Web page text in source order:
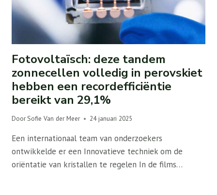
Fotovoltaïsch: deze tandem
zonnecellen volledig in perovskiet
hebben een recordefficiëntie
bereikt van 29,1%
DoorSofie Van der Meer 24 januari 2025
Een internationaal team van onderzoekers
ontwikkelde er een Innovatieve techniek om de
oriëntatie van kristallen te regelen In de films…